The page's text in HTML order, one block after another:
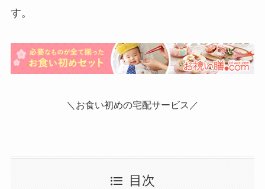
す。
＼お食い初めの宅配サービス／
目次